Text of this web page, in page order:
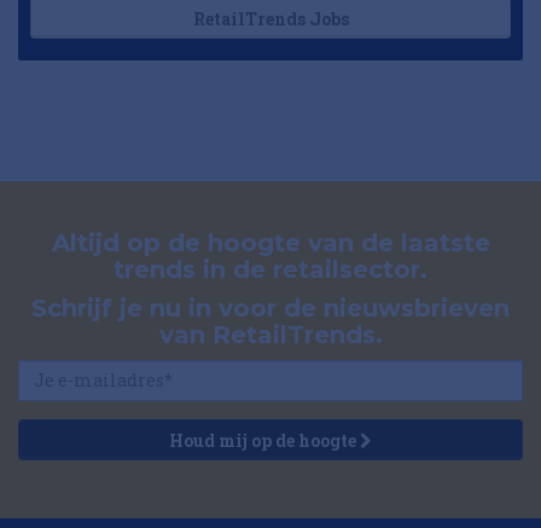
RetailTrends Jobs
Altijd op de hoogte van de laatste
trends in de retailsector.
Schrijf je nu in voor de nieuwsbrieven
van RetailTrends.
Houd mij op de hoogte